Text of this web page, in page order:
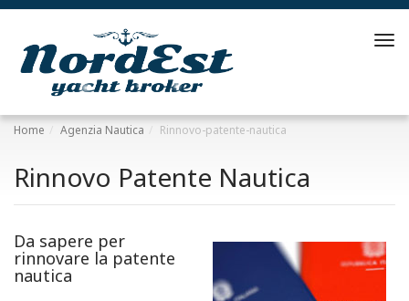
Home Agenzia Nautica Rinnovo-patente-nautica
Rinnovo Patente Nautica
Da sapere per
rinnovare la patente
nautica